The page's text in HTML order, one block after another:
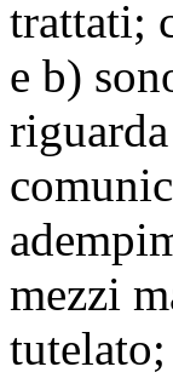
trattati;
e b)
mezzi
tutelato;